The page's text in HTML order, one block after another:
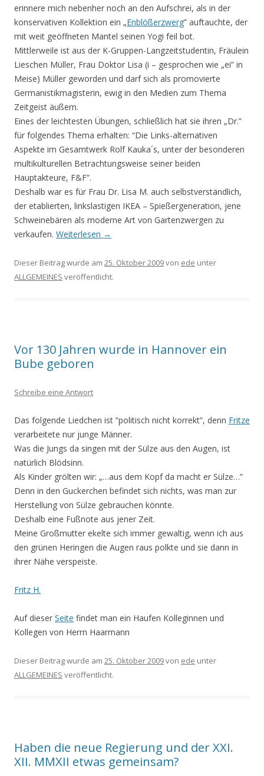
erinnere mich nebenher noch an den Aufschrei, als in der
konservativen Kollektion ein „Enblößerzwerg” auftauchte, der
mit weit geöffneten Mantel seinen Yogi feil bot.
Mittlerweile ist aus der K-Gruppen-Langzeitstudentin, Fräulein
Lieschen Müller, Frau Doktor Lisa (i – gesprochen wie „ei” in
Meise) Müller geworden und darf sich als promovierte
Germanistikmagisterin, ewig in den Medien zum Thema
Zeitgeist äußern.
Eines der leichtesten Übungen, schließlich hat sie ihren „Dr.”
für folgendes Thema erhalten: “Die Links-alternativen
Aspekte im Gesamtwerk Rolf Kauka´s, unter der besonderen
multikulturellen Betrachtungsweise seiner beiden
Hauptakteure, F&F”.
Deshalb war es für Frau Dr. Lisa M. auch selbstverständlich,
der etablierten, linkslastigen IKEA – Spießergeneration, jene
Schweinebären als moderne Art von Gartenzwergen zu
verkaufen. Weiterlesen →
Dieser Beitrag wurde am 25. Oktober 2009von ede unter
ALLGEMEINES veröffentlicht.
Vor 130 Jahren wurde in Hannover ein
Bube geboren
Schreibe eine Antwort
Das folgende Liedchen ist “politisch nicht korrekt”, denn Fritze
verarbeitete nur junge Männer.
Was die Jungs da singen mit der Sülze aus den Augen, ist
natürlich Blödsinn.
Als Kinder grölten wir: „…aus dem Kopf da macht er Sülze…”
Denn in den Guckerchen befindet sich nichts, was man zur
Herstellung von Sülze gebrauchen könnte.
Deshalb eine Fußnote aus jener Zeit.
Meine Großmutter ekelte sich immer gewaltig, wenn ich aus
den grünen Heringen die Augen raus polkte und sie dann in
ihrer Nähe verspeiste.
Fritz H.
Auf dieser Seite findet man ein Haufen Kolleginnen und
Kollegen von Herrn Haarmann
Dieser Beitrag wurde am 25. Oktober 2009von ede unter
ALLGEMEINES veröffentlicht.
Haben die neue Regierung und der XXI.
XII. MMXII etwas gemeinsam?